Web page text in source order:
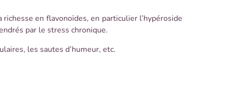
richesse en flavonoïdes, en particulier l’hypéroside
par le stress chronique.
les sautes d’humeur, etc.